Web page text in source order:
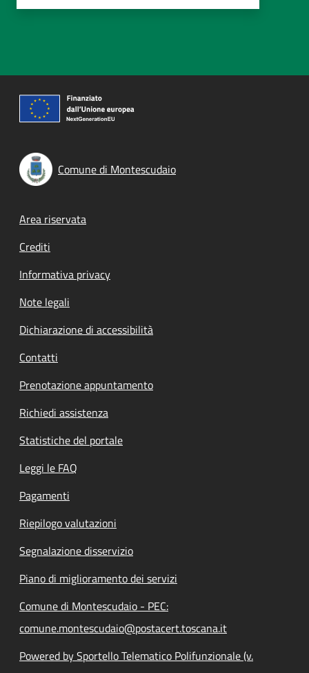
Comune di Montescudaio
Footer menu
Area riservata
Crediti
Informativa privacy
Note legali
Dichiarazione di accessibilità
Contatti
Prenotazione appuntamento
Richiedi assistenza
Statistiche del portale
Leggi le FAQ
Pagamenti
Riepilogo valutazioni
Segnalazione disservizio
Piano di miglioramento dei servizi
Comune di Montescudaio - PEC:
comune.montescudaio@postacert.toscana.it
Powered by Sportello Telematico Polifunzionale (v.